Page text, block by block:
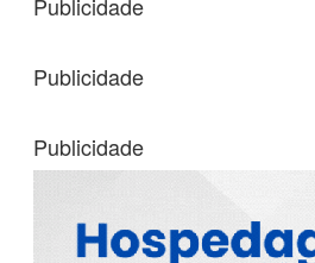
Publicidade
Publicidade